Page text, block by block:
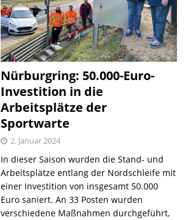
Nürburgring: 50.000-Euro-
Investition in die
Arbeitsplätze der
Sportwarte
2. Januar 2024
In dieser Saison wurden die Stand- und
Arbeitsplätze entlang der Nordschleife mit
einer Investition von insgesamt 50.000
Euro saniert. An 33 Posten wurden
verschiedene Maßnahmen durchgeführt,